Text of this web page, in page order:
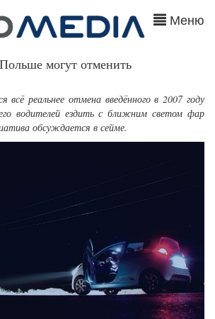
Меню
могут отменить
реальнее отмена введённого в 2007 году
водителей ездить с ближним светом фар
обсуждается в сейме.